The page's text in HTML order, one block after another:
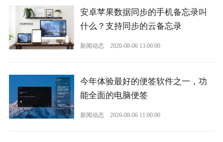
安卓苹果数据同步的手机备忘录叫
什么？支持同步的云备忘录
新闻动态 2026-08-06 13:00:00
今年体验最好的便签软件之一，功
能全面的电脑便签
新闻动态 2026-08-06 11:00:00